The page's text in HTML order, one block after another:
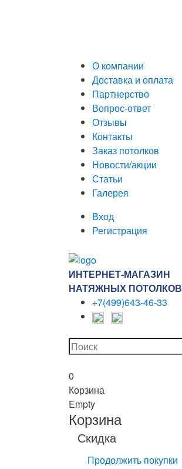
О компании
Доставка и оплата
Партнерство
Вопрос-ответ
Отзывы
Контакты
Заказ потолков
Новости/акции
Статьи
Галерея
Вход
Регистрация
ИНТЕРНЕТ-МАГАЗИН
НАТЯЖНЫХ ПОТОЛКОВ
+7(499)643-46-33
0
Корзина
Empty
Корзина
Скидка
Продолжить покупки